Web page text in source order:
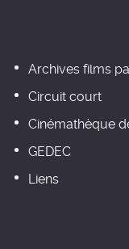
Archives films
Circuit court
Cinémathèque
GEDEC
Liens